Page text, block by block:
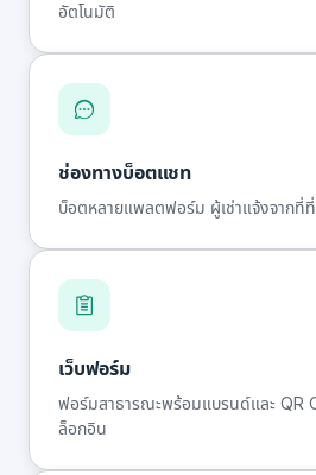
อัตโนมัติ
ช่องทางบ็อตแชท
บ็อตหลายแพลตฟอร์ม ผู้เช่าแจ้งจากที่
เว็บฟอร์ม
ฟอร์มสาธารณะพร้อมแบรนด์และ QR
ล็อกอิน